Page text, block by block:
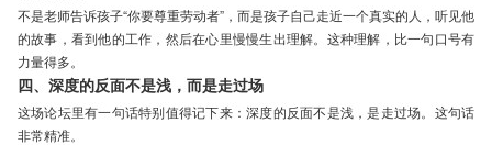
不是老师告诉孩子“你要尊重劳动者”，而是孩子自己走近一个真实的人，听见他
的故事，看到他的工作，然后在心里慢慢生出理解。这种理解，比一句口号有
力量得多。
四、深度的反面不是浅，而是走过场
这场论坛里有一句话特别值得记下来：深度的反面不是浅，是走过场。这句话
非常精准。